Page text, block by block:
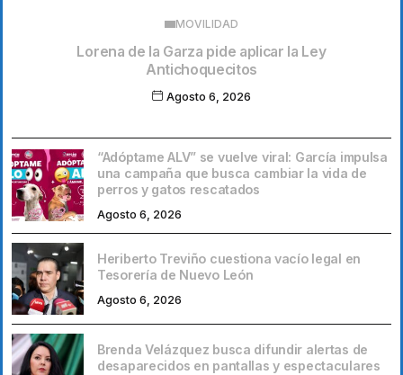
MOVILIDAD
Lorena de la Garza pide aplicar la Ley
Antichoquecitos
Agosto 6, 2026
“Adóptame ALV” se vuelve viral: García impulsa
una campaña que busca cambiar la vida de
perros y gatos rescatados
Agosto 6, 2026
Heriberto Treviño cuestiona vacío legal en
Tesorería de Nuevo León
Agosto 6, 2026
Brenda Velázquez busca difundir alertas de
desaparecidos en pantallas y espectaculares